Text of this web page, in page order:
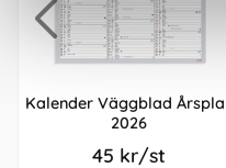
Kalender Väggblad
2026
45 kr/st